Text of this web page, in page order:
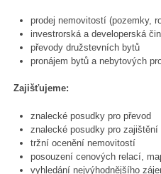
prodej nemovitostí (pozemky,
investrorská a developerská
převody družstevních bytů
pronájem bytů a nebytových
Zajišťujeme:
znalecké posudky pro převod
znalecké posudky pro zajištění
tržní ocenění nemovitostí
posouzení cenových relací,
vyhledání nejvýhodnějšího